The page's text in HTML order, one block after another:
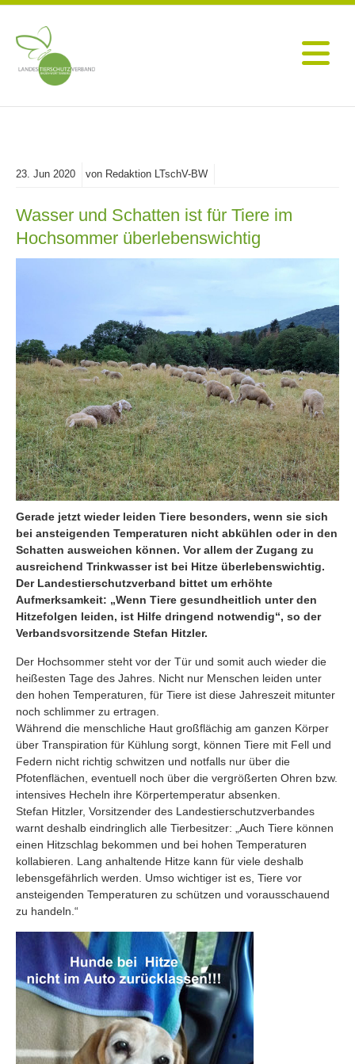
23. Jun 2020 von Redaktion LTschV-BW
Wasser und Schatten ist für Tiere im
Hochsommer überlebenswichtig
Gerade jetzt wieder leiden Tiere besonders, wenn sie sich
bei ansteigenden Temperaturen nicht abkühlen oder in den
Schatten ausweichen können. Vor allem der Zugang zu
ausreichend Trinkwasser ist bei Hitze überlebenswichtig.
Der Landestierschutzverband bittet um erhöhte
Aufmerksamkeit: „Wenn Tiere gesundheitlich unter den
Hitzefolgen leiden, ist Hilfe dringend notwendig“, so der
Verbandsvorsitzende Stefan Hitzler.
Der Hochsommer steht vor der Tür und somit auch wieder die
heißesten Tage des Jahres. Nicht nur Menschen leiden unter
den hohen Temperaturen, für Tiere ist diese Jahreszeit mitunter
noch schlimmer zu ertragen.
Während die menschliche Haut großflächig am ganzen Körper
über Transpiration für Kühlung sorgt, können Tiere mit Fell und
Federn nicht richtig schwitzen und notfalls nur über die
Pfotenflächen, eventuell noch über die vergrößerten Ohren bzw.
intensives Hecheln ihre Körpertemperatur absenken.
Stefan Hitzler, Vorsitzender des Landestierschutzverbandes
warnt deshalb eindringlich alle Tierbesitzer: „Auch Tiere können
einen Hitzschlag bekommen und bei hohen Temperaturen
kollabieren. Lang anhaltende Hitze kann für viele deshalb
lebensgefährlich werden. Umso wichtiger ist es, Tiere vor
ansteigenden Temperaturen zu schützen und vorausschauend
zu handeln.“